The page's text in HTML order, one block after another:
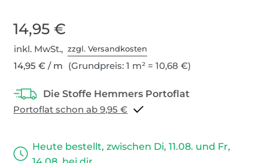
14,95 €
inkl. MwSt.,zzgl. Versandkosten
14,95 € / m (Grundpreis: 1 m² = 10,68 €)
Portoflat schon ab 9,95 €
Heute bestellt, zwischen Di, 11.08. und Fr,